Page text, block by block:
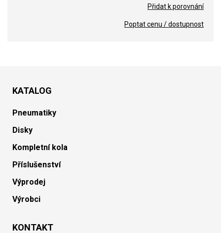
Přidat k porovnání
Poptat cenu / dostupnost
KATALOG
Pneumatiky
Disky
Kompletní kola
Příslušenství
Výprodej
Výrobci
KONTAKT